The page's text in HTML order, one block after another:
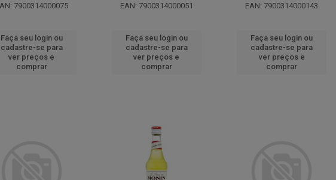
7900314000075
Faça seu login ou
cadastre-se para
ver preços e
comprar
EAN: 7900314000051
Faça seu login ou
cadastre-se para
ver preços e
comprar
EAN: 7900314000143
Faça seu login ou
cadastre-se para
ver preços e
comprar